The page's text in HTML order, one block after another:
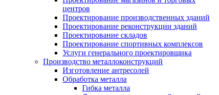
центров
Проектирование производственных зданий
Проектирование реконструкции зданий
Проектирование складов
Проектирование спортивных комплексов
Услуги генерального проектировщика
Производство металлоконструкций
Изготовление антресолей
Обработка металла
Гибка металла